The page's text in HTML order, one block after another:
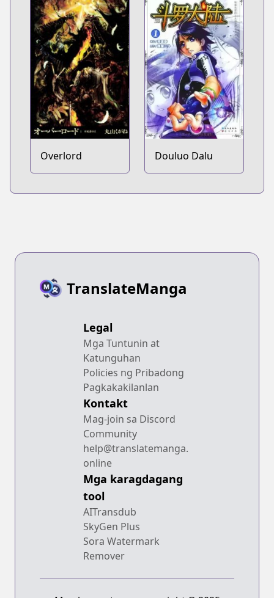
Overlord Douluo Dalu
TranslateManga
Legal
Mga Tuntunin at
Katunguhan
Policies ng Pribadong
Pagkakakilanlan
Kontakt
Mag-join sa Discord
Community
help@translatemanga.
online
Mga karagdagang
tool
AITransdub
SkyGen Plus
Sora Watermark
Remover